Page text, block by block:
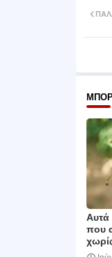
Αυτά
που